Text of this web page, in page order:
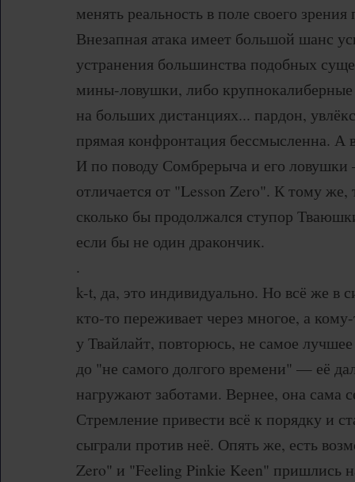
менять реальность в поле своего
Внезапная атака имеет большой шанс
устранения большинства подобных
мины-ловушки, либо крупнокалиберные
на больших дистанциях... пардон,
прямая конфронтация бессмысленна. А
И по поводу Сомбрерыча и его
отличается от "Lesson Zero". К тому же,
сколько бы продолжался ступор
если бы не один дракончик.
.
k-t, да, это индивидуально. Но всё же в
кто-то переживает через многое, а
у Твайлайт, повторюсь, не самое
до "не самого долгого времени" — её
нагружают заботами. Вернее, она сама
Стремление привести всё к порядку и
сыграли против неё. Опять же, есть
Zero" и "Feeling Pinkie Keen" пришлись